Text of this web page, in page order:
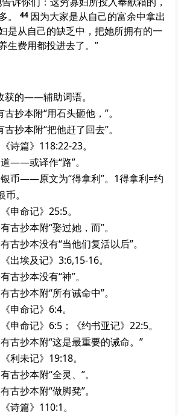
44 因为大家是从自己的富余中拿出
是从自己的缺乏中，把她所拥有的一
生费用都投进去了。”
获的——辅助词语。
古抄本附“用石头砸他，”。
古抄本附“把他赶了回去”。
《诗篇》118:22-23。
道——或译作“路”。
银币——原文为“得拿利”。1得拿利=约
。
《申命记》25:5。
有古抄本附“娶过她，而”。
有古抄本没有“当他们复活以后”。
《出埃及记》3:6,15-16。
有古抄本没有“神”。
有古抄本附“所有诫命中”。
《申命记》6:4。
《申命记》6:5；《约书亚记》22:5。
有古抄本附“这是最重要的诫命。”
《利未记》19:18。
有古抄本附“全灵、”。
有古抄本附“做脚凳”。
《诗篇》110:1。